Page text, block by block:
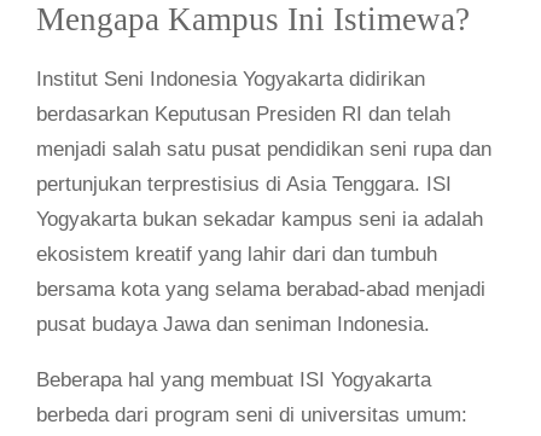
Mengapa Kampus Ini Istimewa?
Institut Seni Indonesia Yogyakarta didirikan
berdasarkan Keputusan Presiden RI dan telah
menjadi salah satu pusat pendidikan seni rupa dan
pertunjukan terprestisius di Asia Tenggara. ISI
Yogyakarta bukan sekadar kampus seni ia adalah
ekosistem kreatif yang lahir dari dan tumbuh
bersama kota yang selama berabad-abad menjadi
pusat budaya Jawa dan seniman Indonesia.
Beberapa hal yang membuat ISI Yogyakarta
berbeda dari program seni di universitas umum: